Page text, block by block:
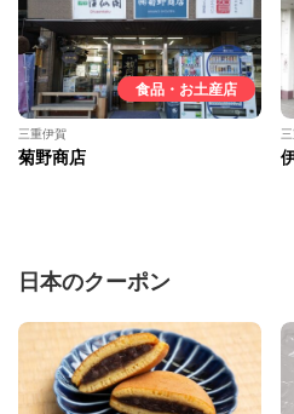
食品・お土産店
三重伊賀
菊野商店
日本のクーポン